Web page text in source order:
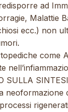
ad
Malattie
ecc.) non
come
SULLA
neoformazione